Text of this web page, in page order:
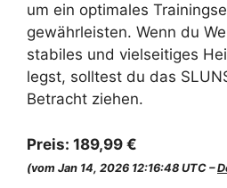
um ein optimales
gewährleisten. Wenn du
stabiles und vielseitiges
legst, solltest du das
Betracht ziehen.
Preis: 189,99 €
(vom Jan 14, 2026 12:16:48 UTC –